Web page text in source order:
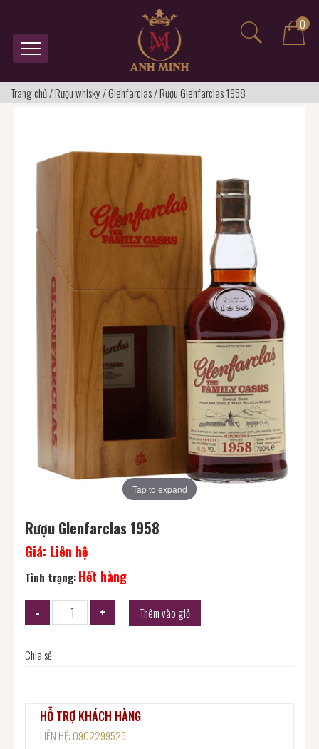
0
Trang chủ/Rượu whisky/Glenfarclas/Rượu Glenfarclas 1958
Tap to expand
Rượu Glenfarclas 1958
Giá: Liên hệ
Tình trạng:Hết hàng
Thêm vào giỏ
Chia sẻ
HỖ TRỢ KHÁCH HÀNG
LIÊN HỆ:0902299526